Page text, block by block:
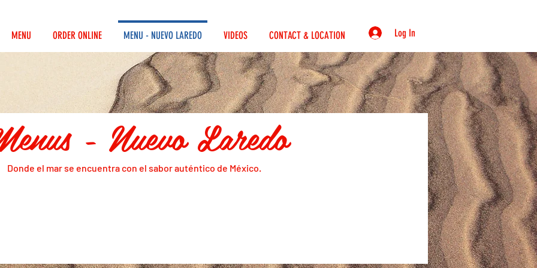
MENU ORDER ONLINE MENU - NUEVO LAREDO VIDEOS CONTACT & LOCATION Log In
- Nuevo Laredo
Donde el mar se encuentra con el sabor auténtico de México.